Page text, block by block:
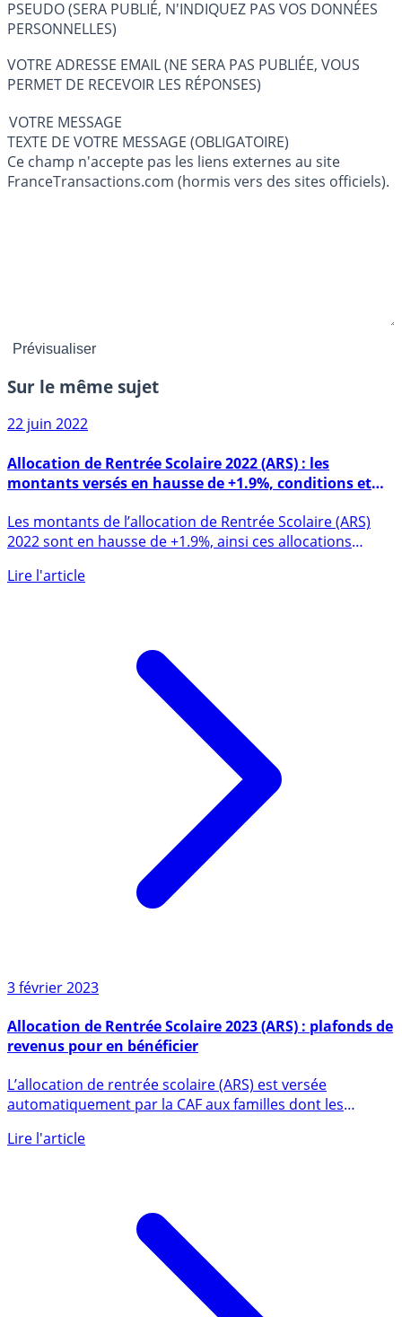
PSEUDO (SERA PUBLIÉ, N'INDIQUEZ PAS VOS DONNÉES
PERSONNELLES)
VOTRE ADRESSE EMAIL (NE SERA PAS PUBLIÉE, VOUS
PERMET DE RECEVOIR LES RÉPONSES)
VOTRE MESSAGE
TEXTE DE VOTRE MESSAGE (OBLIGATOIRE)
Ce champ n'accepte pas les liens externes au site
FranceTransactions.com (hormis vers des sites officiels).
Sur le même sujet
22 juin 2022
montants versés en hausse de +1.9%, conditions et
date de versement
2022 sont en hausse de +1.9%, ainsi ces allocations
3 février 2023
revenus pour en bénéficier
automatiquement par la CAF aux familles dont les